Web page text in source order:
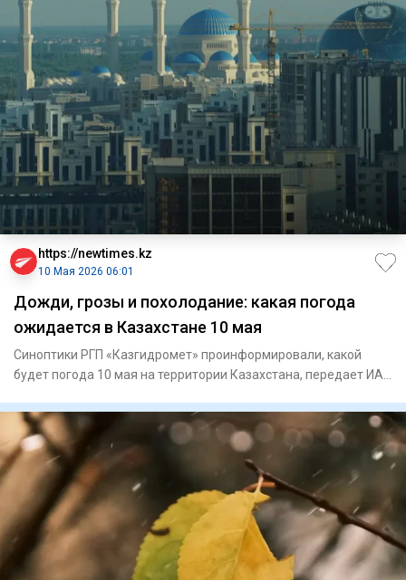
https://newtimes.kz
10 Мая 2026 06:01
Дожди, грозы и похолодание: какая погода
ожидается в Казахстане 10 мая
Синоптики РГП «Казгидромет» проинформировали, какой
будет погода 10 мая на территории Казахстана, передает ИА